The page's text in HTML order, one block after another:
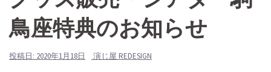
鳥座特典のお知らせ
投稿日: 2020年1月18日 演じ屋 REDESIGN